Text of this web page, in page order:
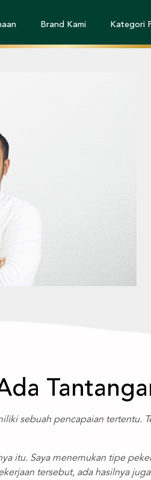
Brand Kami Kategori
sebuah pencapaian
itu. Saya menemukan tipe
tersebut, ada hasilnya